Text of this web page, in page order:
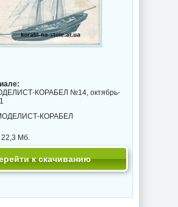
КОРАБЕЛ №14, октябрь-
КОРАБЕЛ
22,3 Мб.
к скачиванию